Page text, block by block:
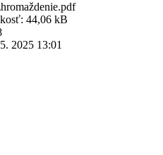
44,06 kB
2025 13:01